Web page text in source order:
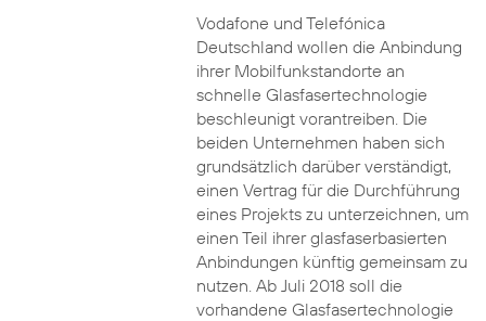
Vodafone und Telefónica
Deutschland wollen die Anbindung
ihrer Mobilfunkstandorte an
schnelle Glasfasertechnologie
beschleunigt vorantreiben. Die
beiden Unternehmen haben sich
grundsätzlich darüber verständigt,
einen Vertrag für die Durchführung
eines Projekts zu unterzeichnen, um
einen Teil ihrer glasfaserbasierten
Anbindungen künftig gemeinsam zu
nutzen. Ab Juli 2018 soll die
vorhandene Glasfasertechnologie